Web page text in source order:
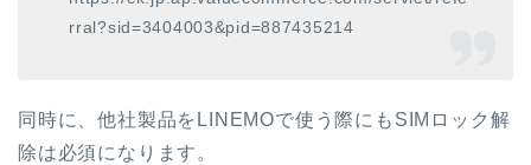
rral?sid=3404003&pid=887435214
同時に、他社製品をLINEMOで使う際にもSIMロック解
除は必須になります。